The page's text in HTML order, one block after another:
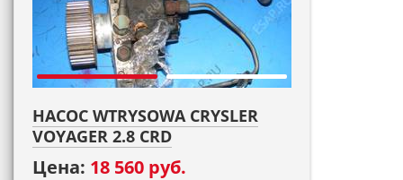
НАСОС WTRYSOWA CRYSLER
VOYAGER 2.8 CRD
Цена: 18 560 руб.